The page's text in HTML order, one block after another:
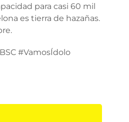
para casi 60 mil
es tierra de hazañas.
#VamosÍdolo